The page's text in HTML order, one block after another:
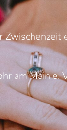
Zwischenzeit
am Main e.